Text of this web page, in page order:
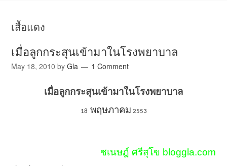
เสื้อแดง
เมื่อลูกกระสุนเข้ามาในโรงพยาบาล
May 18, 2010 byGla 1 Comment
เมื่อลูกกระสุนเข้ามาในโรงพยาบาล
18 พฤษภาคม 2553
ชเนษฎ์ ศรีสุโข bloggla.com